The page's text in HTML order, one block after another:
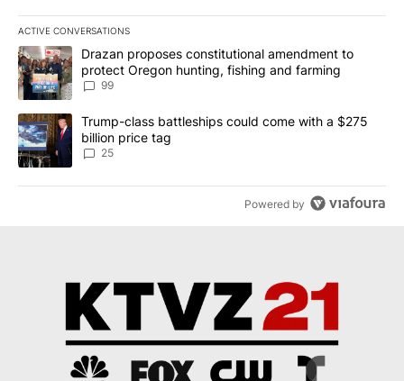
ACTIVE CONVERSATIONS
The following is a list of the most commented articles in the last
A trending article titled "Drazan proposes constitutional
Drazan proposes constitutional amendment to
protect Oregon hunting, fishing and farming
99
A trending article titled "Trump-class battleships could come
Trump-class battleships could come with a $275
billion price tag
25
Powered by